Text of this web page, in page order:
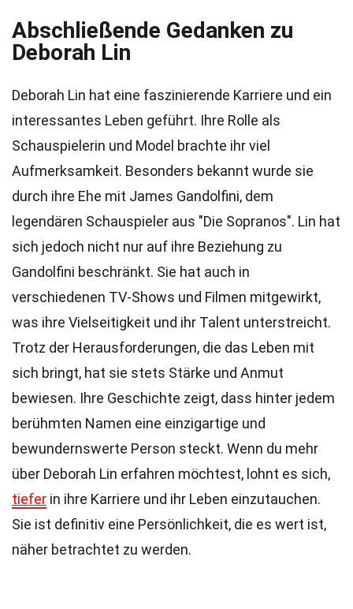
Abschließende Gedanken zu
Deborah Lin
Deborah Lin hat eine faszinierende Karriere und ein
interessantes Leben geführt. Ihre Rolle als
Schauspielerin und Model brachte ihr viel
Aufmerksamkeit. Besonders bekannt wurde sie
durch ihre Ehe mit James Gandolfini, dem
legendären Schauspieler aus "Die Sopranos". Lin hat
sich jedoch nicht nur auf ihre Beziehung zu
Gandolfini beschränkt. Sie hat auch in
verschiedenen TV-Shows und Filmen mitgewirkt,
was ihre Vielseitigkeit und ihr Talent unterstreicht.
Trotz der Herausforderungen, die das Leben mit
sich bringt, hat sie stets Stärke und Anmut
bewiesen. Ihre Geschichte zeigt, dass hinter jedem
berühmten Namen eine einzigartige und
bewundernswerte Person steckt. Wenn du mehr
über Deborah Lin erfahren möchtest, lohnt es sich,
tiefer in ihre Karriere und ihr Leben einzutauchen.
Sie ist definitiv eine Persönlichkeit, die es wert ist,
näher betrachtet zu werden.